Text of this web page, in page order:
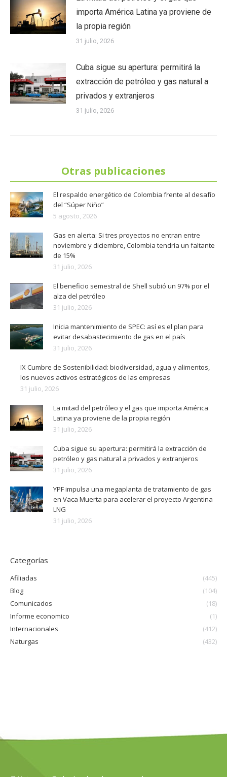
importa América Latina ya proviene de
la propia región
31 julio, 2026
Cuba sigue su apertura: permitirá la
extracción de petróleo y gas natural a
privados y extranjeros
31 julio, 2026
Otras publicaciones
El respaldo energético de Colombia frente al desafío
del “Súper Niño”
5 agosto, 2026
Gas en alerta: Si tres proyectos no entran entre
noviembre y diciembre, Colombia tendría un faltante
de 15%
31 julio, 2026
El beneficio semestral de Shell subió un 97% por el
alza del petróleo
31 julio, 2026
Inicia mantenimiento de SPEC: así es el plan para
evitar desabastecimiento de gas en el país
31 julio, 2026
IX Cumbre de Sostenibilidad: biodiversidad, agua y alimentos,
los nuevos activos estratégicos de las empresas
31 julio, 2026
La mitad del petróleo y el gas que importa América
Latina ya proviene de la propia región
31 julio, 2026
Cuba sigue su apertura: permitirá la extracción de
petróleo y gas natural a privados y extranjeros
31 julio, 2026
YPF impulsa una megaplanta de tratamiento de gas
en Vaca Muerta para acelerar el proyecto Argentina
LNG
31 julio, 2026
Categorías
Afiliadas
(445)
Blog
(104)
Comunicados
(18)
Informe economico
(1)
Internacionales
(412)
Naturgas
(432)